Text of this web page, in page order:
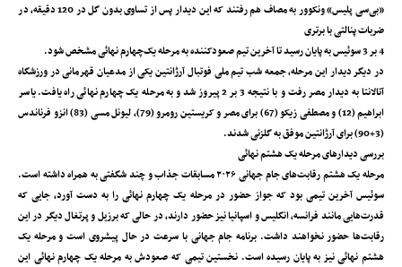
«بی‌سی پلیس» ونکوور به مصاف هم رفتند که این دیدار پس از تساوی بدون گل در 120 دقیقه، در
ضربات پنالتی با برتری
4 بر 3 سوئیس به پایان رسید تا آخرین تیم صعودکننده به مرحله یک‌چهارم نهائی مشخص شود.
در دیگر دیدار این مرحله، جمعه شب تیم ملی فوتبال آرژانتین یکی از مدعیان قهرمانی در ورزشگاه
آتالانتا به دیدار مصر رفت و با نتیجه 3 بر 2 پیروز شد و به مرحله یک چهارم نهائی راه یافت. یاسر
ابراهیم (12) و مصطفی زیکو (67) برای مصر و کریستین رومرو (79)، لیونل مسی (83) انزو فرناندس
(3+90) برای آرژانتین موفق به گلزنی شدند.
بررسی دیدارهای مرحله یک هشتم نهائی
مرحله یک‌ هشتم رقابت‌های جام جهانی ۲۰۲۶ مسابقات جذاب و چند شگفتی به همراه داشته است.
سوئیس آخرین تیمی بود که جواز حضور در مرحله یک‌ چهارم نهائی را به دست آورد، جایی که
قدرت‌هایی مانند فرانسه، انگلیس و اسپانیا نیز حضور دارند، در حالی که برزیل و پرتغال دیگر در این
رقابت‌ها حضور نخواهند داشت. برنامه جام جهانی با سرعت در حال پیشروی است و مرحله یک‌
هشتم نهائی نیز به پایان رسیده است. نخستین تیمی که صعودش به مرحله یک‌ چهارم نهائی این